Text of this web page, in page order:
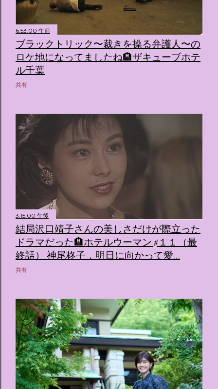
6:53:00 午前
ブラックトリック〜裁きを操る弁護人〜の
ロケ地になってましたね🏨ザキューブホテ
ル千葉
共有
3:15:00 午後
結局沢口靖子さんの美しさだけが際立った
ドラマだった🏨ホテルウーマン #１１（最
終話） 神尾柊子，明日に向かって愛…
共有